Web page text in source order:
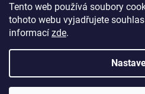
Tento web používá soubory
tohoto webu vyjadřujete
informací zde.
Copyright 2026Zlatnictví